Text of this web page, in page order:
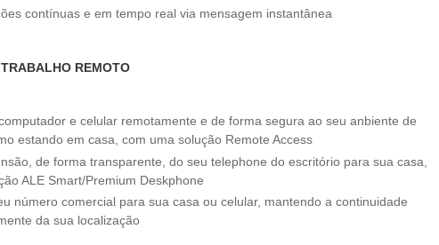
contínuas e em tempo real via mensagem instantânea
REMOTO
e celular remotamente e de forma segura ao seu anbiente de
estando em casa, com uma solução Remote Access
de forma transparente, do seu telephone do escritório para sua casa,
ALE Smart/Premium Deskphone
número comercial para sua casa ou celular, mantendo a continuidade
da sua localização